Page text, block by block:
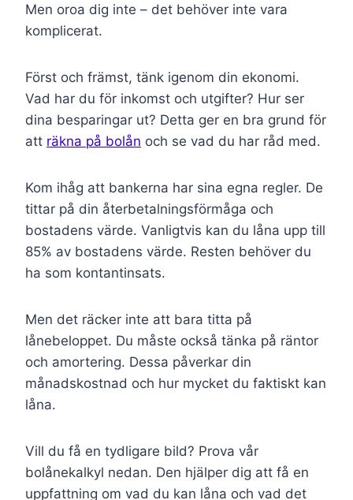
Men oroa dig inte – det behöver inte vara
komplicerat.
Först och främst, tänk igenom din ekonomi.
Vad har du för inkomst och utgifter? Hur ser
dina besparingar ut? Detta ger en bra grund för
att räkna på bolån och se vad du har råd med.
Kom ihåg att bankerna har sina egna regler. De
tittar på din återbetalningsförmåga och
bostadens värde. Vanligtvis kan du låna upp till
85% av bostadens värde. Resten behöver du
ha som kontantinsats.
Men det räcker inte att bara titta på
lånebeloppet. Du måste också tänka på räntor
och amortering. Dessa påverkar din
månadskostnad och hur mycket du faktiskt kan
låna.
Vill du få en tydligare bild? Prova vår
bolånekalkyl nedan. Den hjälper dig att få en
uppfattning om vad du kan låna och vad det